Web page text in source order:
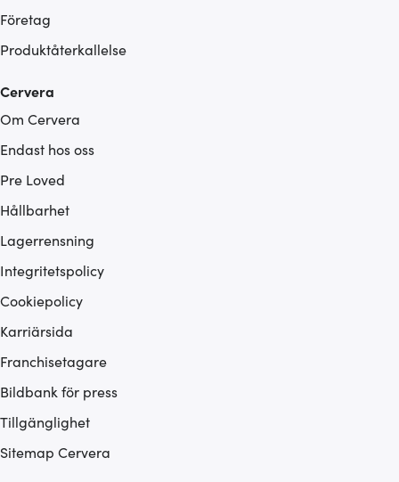
Företag
Produktåterkallelse
Cervera
Om Cervera
Endast hos oss
Pre Loved
Hållbarhet
Lagerrensning
Integritetspolicy
Cookiepolicy
Karriärsida
Franchisetagare
Bildbank för press
Tillgänglighet
Sitemap Cervera